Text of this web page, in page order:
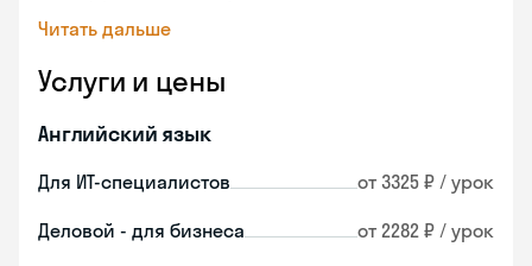
Читать дальше
Услуги и цены
Английский язык
Для ИТ-специалистов от 3325 ₽ / урок
Деловой - для бизнеса от 2282 ₽ / урок